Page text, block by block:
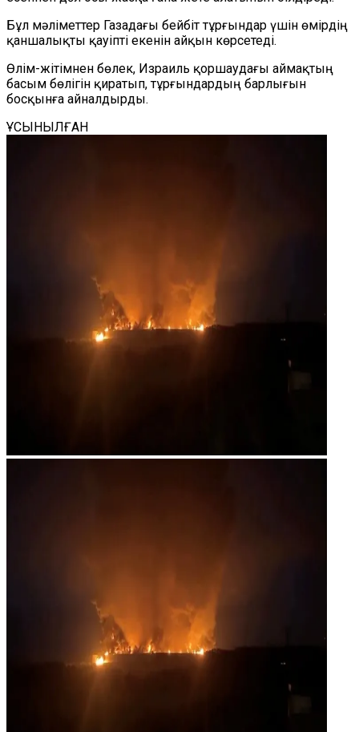
Бұл мәліметтер Газадағы бейбіт тұрғындар үшін өмірдің
қаншалықты қауіпті екенін айқын көрсетеді.
Өлім-жітімнен бөлек, Израиль қоршаудағы аймақтың
басым бөлігін қиратып, тұрғындардың барлығын
босқынға айналдырды.
ҰСЫНЫЛҒАН